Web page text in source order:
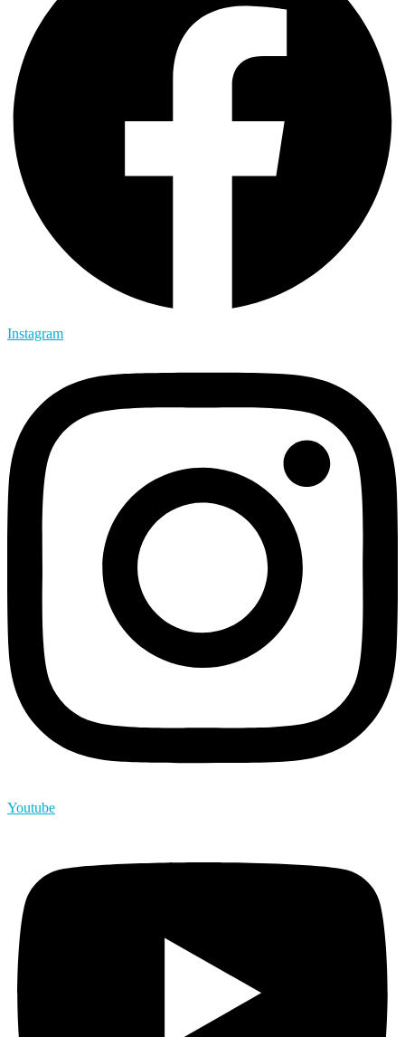
Instagram
Youtube